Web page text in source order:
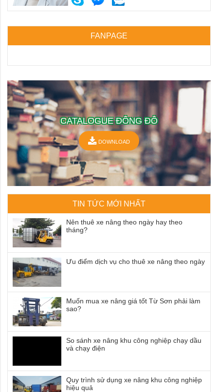
FANPAGE
CATALOGUE ĐÔNG ĐÔ
DOWNLOAD
TIN TỨC MỚI NHẤT
Nên thuê xe nâng theo ngày hay theo
tháng?
Ưu điểm dịch vụ cho thuê xe nâng theo ngày
Muốn mua xe nâng giá tốt Từ Sơn phải làm
sao?
So sánh xe nâng khu công nghiệp chạy dầu
và chạy điện
Quy trình sử dụng xe nâng khu công nghiệp
hiệu quả